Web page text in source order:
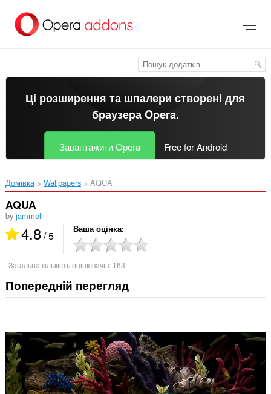
основного
Ці розширення та шпалери створені для
браузера Opera.
Завантажити Opera Free for Android
Домівка Wallpapers AQUA‎
AQUA
by jammoll
4.8/ 5 Ваша оцінка
Загальна кількість оцінювачів: 163
Попередній перегляд